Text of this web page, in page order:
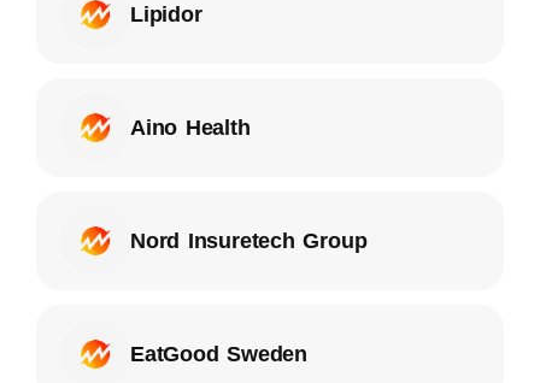
Lipidor
Aino Health
Nord Insuretech Group
EatGood Sweden